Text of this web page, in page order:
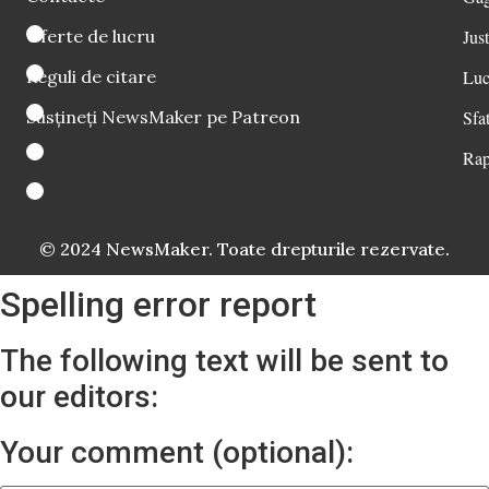
Oferte de lucru
Reguli de citare
Susțineți NewsMaker pe Patreon
© 2024 NewsMaker. Toate drepturile rezervate.
Spelling error report
The following text will be sent to
our editors:
Your comment (optional):